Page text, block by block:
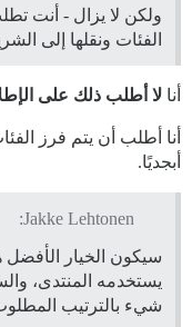
ولكن لا يزال - أنت
الفئات ونقلها إلى
أنا لا أطلب ذلك على
أنا أطلب أن يتم فرز
أبجديًا.
Jakke Lehtonen:
سيكون الخيار الأفضل
يستخدمه المنتدى،
شيء بالترتيب